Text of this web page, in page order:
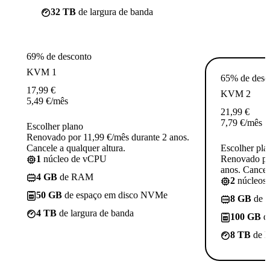
32 TB de largura de banda
69% de desconto
KVM 1
17,99 €
5,49 €/mês
Escolher plano
Renovado por 11,99 €/mês durante 2 anos.
Cancele a qualquer altura.
1 núcleo de vCPU
4 GB de RAM
50 GB de espaço em disco NVMe
4 TB de largura de banda
65% de
KVM 2
21,99 €
7,79 €/mês
Escolher
Renovado
anos.
2 núcleos
8 GB de
100 GB
8 TB de